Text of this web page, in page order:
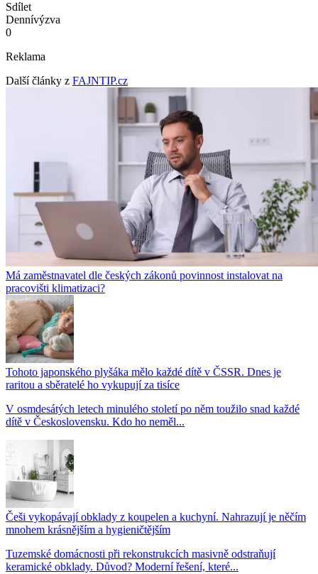
Sdílet
Dennívýzva
0
Reklama
Další články z FAJNTIP.cz
Má zaměstnavatel dle českých zákonů povinnost instalovat na
pracovišti klimatizaci?
Tohoto japonského plyšáka mělo každé dítě v ČSSR. Dnes je
raritou a sběratelé ho vykupují za tisíce
V osmdesátých letech minulého století po něm toužilo snad každé
dítě v Československu. Kdo ho neměl...
Češi vykopávají obklady z koupelen a kuchyní. Nahrazují je něčím
mnohem krásnějším a hygieničtějším
Tuzemské domácnosti při rekonstrukcích masivně odstraňují
keramické obklady. Důvod? Moderní řešení, které...